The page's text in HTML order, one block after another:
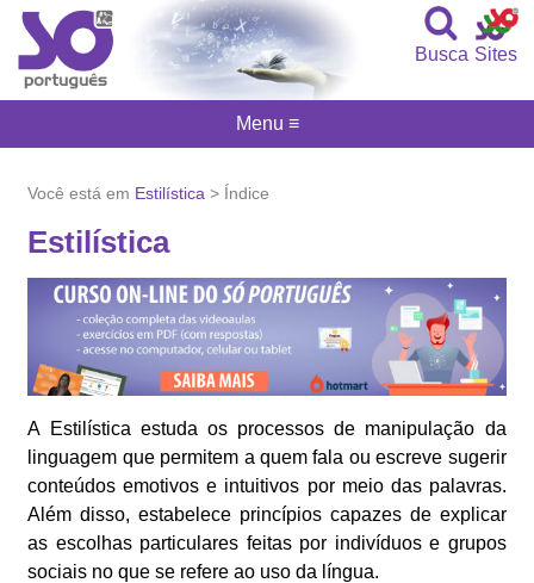
Sites
Busca
Você está em Estilística > Índice
Estilística
A Estilística estuda os processos de manipulação da
linguagem que permitem a quem fala ou escreve sugerir
conteúdos emotivos e intuitivos por meio das palavras.
Além disso, estabelece princípios capazes de explicar
as escolhas particulares feitas por indivíduos e grupos
sociais no que se refere ao uso da língua.